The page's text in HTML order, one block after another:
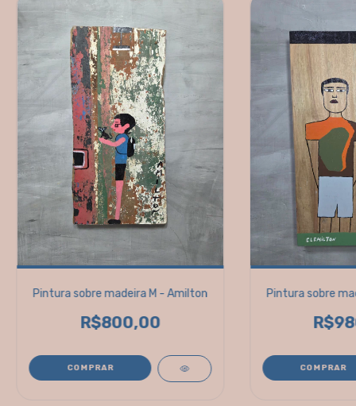
Pintura sobre madeira M - Amilton
R$800,00
Pintura sobre